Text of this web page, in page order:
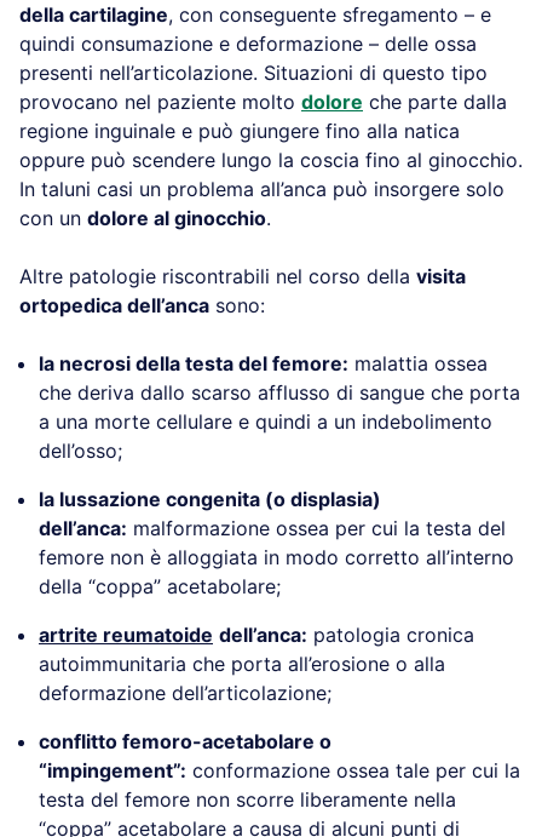
della cartilagine, con conseguente sfregamento – e
quindi consumazione e deformazione – delle ossa
presenti nell’articolazione. Situazioni di questo tipo
provocano nel paziente molto dolore che parte dalla
regione inguinale e può giungere fino alla natica
oppure può scendere lungo la coscia fino al ginocchio.
In taluni casi un problema all’anca può insorgere solo
con un dolore al ginocchio.
Altre patologie riscontrabili nel corso della visita
ortopedica dell’anca sono:
la necrosi della testa del femore: malattia ossea
che deriva dallo scarso afflusso di sangue che porta
a una morte cellulare e quindi a un indebolimento
dell’osso;
la lussazione congenita (o displasia)
dell’anca: malformazione ossea per cui la testa del
femore non è alloggiata in modo corretto all’interno
della “coppa” acetabolare;
artrite reumatoide dell’anca: patologia cronica
autoimmunitaria che porta all’erosione o alla
deformazione dell’articolazione;
conflitto femoro-acetabolare o
“impingement”: conformazione ossea tale per cui la
testa del femore non scorre liberamente nella
“coppa” acetabolare a causa di alcuni punti di